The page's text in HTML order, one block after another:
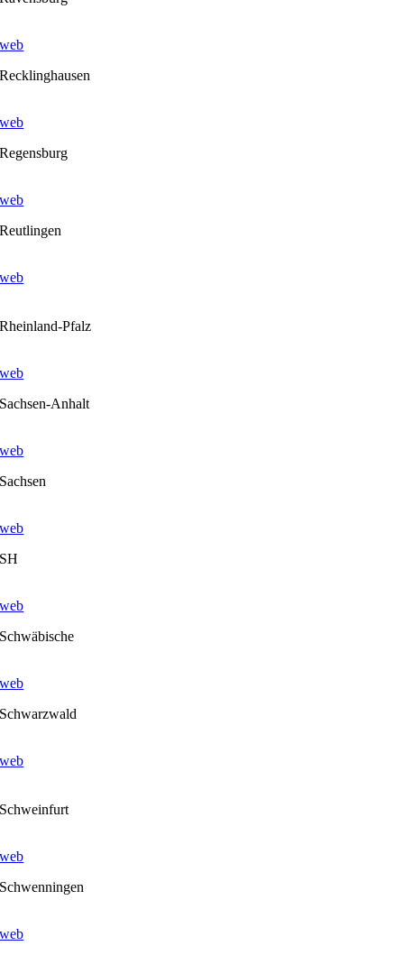
web
Recklinghausen
web
Regensburg
web
Reutlingen
web
Rheinland-Pfalz
web
Sachsen-Anhalt
web
Sachsen
web
SH
web
Schwäbische
web
Schwarzwald
web
Schweinfurt
web
Schwenningen
web